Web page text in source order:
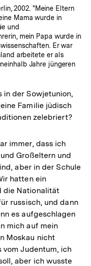
2002. "Meine Eltern
Mama wurde in
und
mein Papa wurde in
Er war
arbeitete er als
Jahre jüngeren
in der Sowjetunion,
Familie jüdisch
zelebriert?
immer, dass ich
Großeltern und
aber in der Schule
hatten ein
die Nationalität
russisch, und dann
es aufgeschlagen
mich auf mein
Moskau nicht
Judentum, ich
aber ich wusste